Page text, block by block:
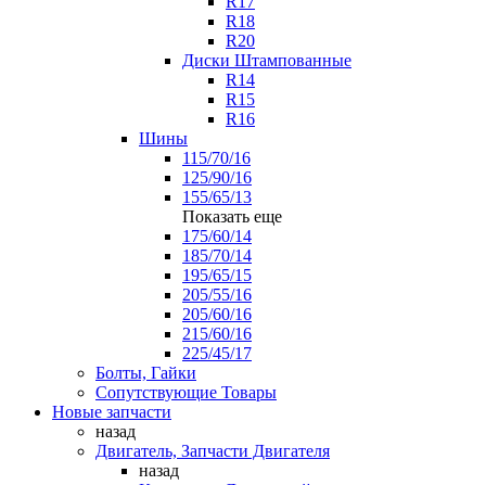
R18
R20
Диски Штампованные
R14
R15
R16
Шины
115/70/16
125/90/16
155/65/13
Показать еще
175/60/14
185/70/14
195/65/15
205/55/16
205/60/16
215/60/16
225/45/17
Болты, Гайки
Сопутствующие Товары
Новые запчасти
назад
Двигатель, Запчасти Двигателя
назад